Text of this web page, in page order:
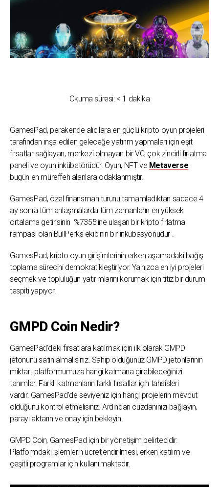
Okuma süresi: < 1 dakika
GamesPad, perakende alıcılara en güçlü kripto oyun projeleri
tarafından inşa edilen geleceğe yatırım yapmaları için eşit
fırsatlar sağlayan, merkezi olmayan bir VC, çok zincirli fırlatma
paneli ve oyun inkübatörüdür. Oyun, NFT ve Metaverse
bugün en müreffeh alanlara odaklanmıştır.
GamesPad, özel finansman turunu tamamladıktan sadece 4
ay sonra tüm anlaşmalarda tüm zamanların en yüksek
ortalama getirisinin %7355’ine ulaşan bir kripto fırlatma
rampası olan BullPerks ekibinin bir inkübasyonudur .
GamesPad, kripto oyun girişimlerinin erken aşamadaki bağış
toplama sürecini demokratikleştiriyor. Yalnızca en iyi projeleri
seçmek ve topluluğun yatırımlarını korumak için titiz bir durum
tespiti yapıyor.
GMPD Coin Nedir?
GamesPad’deki fırsatlara katılmak için ilk olarak GMPD
jetonunu satın almalısınız. Sahip olduğunuz GMPD jetonlarının
miktarı, platformumuza hangi katmana girebileceğinizi
tanımlar. Farklı katmanların farklı fırsatlar için tahsisleri
vardır. GamesPad’de seviyeniz için hangi projelerin mevcut
olduğunu kontrol etmelisiniz. Ardından cüzdanınızı bağlayın,
parayı aktarın ve onay için bekleyin.
GMPD Coin, GamesPad için bir yönetişim belirtecidir.
Platformdaki işlemlerin ücretlendirilmesi, erken katılım ve
çeşitli programlar için kullanılmaktadır.